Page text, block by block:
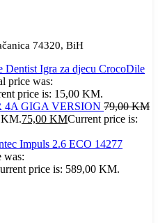
74320, BiH
Igra za djecu CrocoDile
price was:
price is: 15,00 KM.
4A GIGA VERSION 79,00KM
KM.75,00 KMCurrent price is:
Impuls 2.6 ECO 14277
was:
price is: 589,00 KM.